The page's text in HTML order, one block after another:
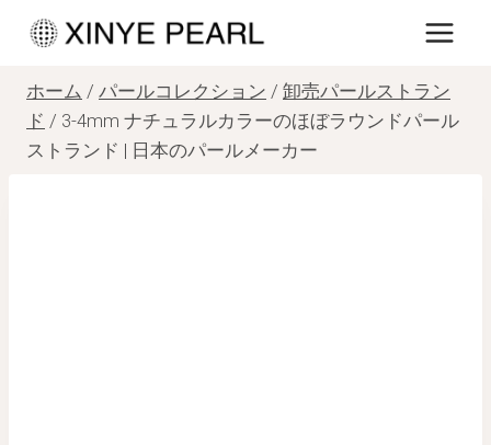
ホーム / パールコレクション / 卸売パールストラン
ド / 3-4mm ナチュラルカラーのほぼラウンドパール
ストランド | 日本のパールメーカー